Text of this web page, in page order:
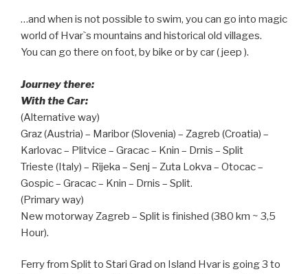
…and when is not possible to swim, you can go into magic
world of Hvar`s mountains and historical old villages.
You can go there on foot, by bike or by car ( jeep ).
Journey there:
With the Car:
(Alternative way)
Graz (Austria) – Maribor (Slovenia) – Zagreb (Croatia) –
Karlovac – Plitvice – Gracac – Knin – Drnis – Split
Trieste (Italy) – Rijeka – Senj – Zuta Lokva – Otocac –
Gospic – Gracac – Knin – Drnis – Split.
(Primary way)
New motorway Zagreb – Split is finished (380 km ~ 3,5
Hour).
Ferry from Split to Stari Grad on Island Hvar is going 3 to